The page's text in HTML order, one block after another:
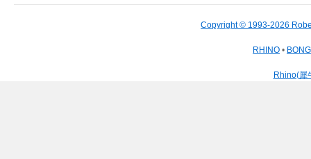
Copyright © 1993-2026
RHINO •
Rhino(犀